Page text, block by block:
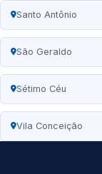
Santo Antônio
São Geraldo
Sétimo Céu
Vila Conceição